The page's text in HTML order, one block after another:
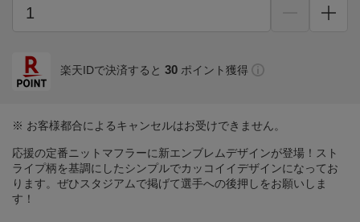
楽天IDで決済すると 30 ポイント獲得
※ お客様都合によるキャンセルはお受けできません。
応援の定番ニットマフラーに新エンブレムデザインが登場！スト
ライプ柄を基調にしたシンプルでカッコイイデザインになってお
ります。ぜひスタジアムで掲げて選手への後押しをお願いしま
す！